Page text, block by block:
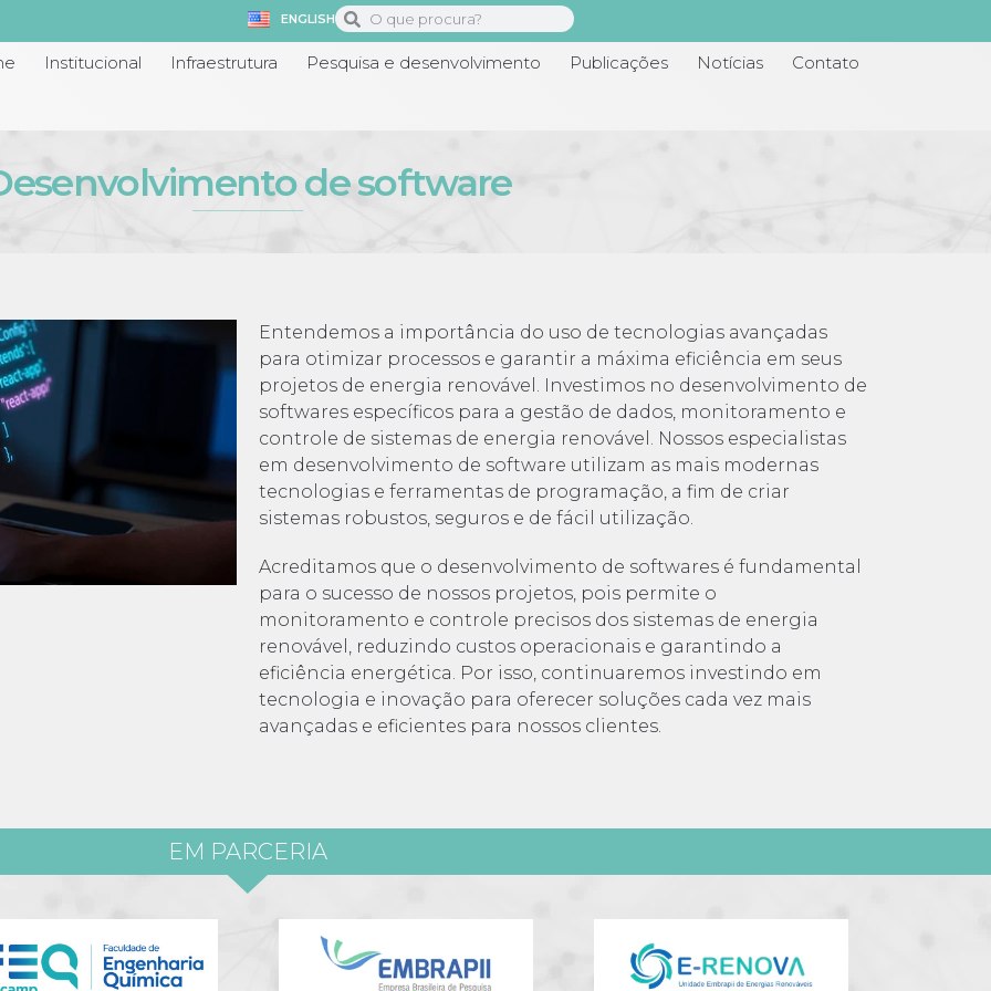
ENGLISH
Institucional Infraestrutura Pesquisa e desenvolvimento Publicações Notícias Contato
de software​
Entendemos a importância do uso de tecnologias avançadas
para otimizar processos e garantir a máxima eficiência em seus
projetos de energia renovável. Investimos no desenvolvimento de
softwares específicos para a gestão de dados, monitoramento e
controle de sistemas de energia renovável. Nossos especialistas
em desenvolvimento de software utilizam as mais modernas
tecnologias e ferramentas de programação, a fim de criar
sistemas robustos, seguros e de fácil utilização.
Acreditamos que o desenvolvimento de softwares é fundamental
para o sucesso de nossos projetos, pois permite o
monitoramento e controle precisos dos sistemas de energia
renovável, reduzindo custos operacionais e garantindo a
eficiência energética. Por isso, continuaremos investindo em
tecnologia e inovação para oferecer soluções cada vez mais
avançadas e eficientes para nossos clientes.
EM PARCERIA